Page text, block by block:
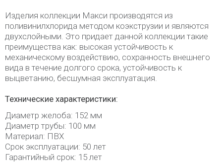
Изделия коллекции Макси производятся из
поливинилхлорида методом коэкструзии и являются
двухслойными. Это придает данной коллекции такие
преимущества как: высокая устойчивость к
механическому воздействию, сохранность внешнего
вида в течение долгого срока, устойчивость к
выцветанию, бесшумная эксплуатация.
Технические характеристики:
Диаметр желоба: 152 мм
Диаметр трубы: 100 мм
Материал: ПВХ
Срок эксплуатации: 50 лет
Гарантийный срок: 15 лет